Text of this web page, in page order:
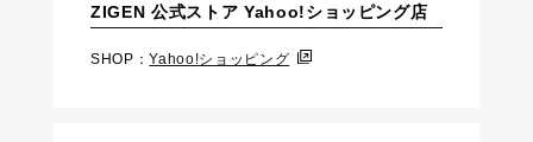
ZIGEN 公式ストア Yahoo!ショッピング店
SHOP：Yahoo!ショッピング